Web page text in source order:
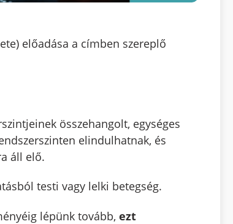
előadása a címben szereplő
összehangolt, egységes
elindulhatnak, és
áll elő.
testi vagy lelki betegség.
lépünk tovább, ezt